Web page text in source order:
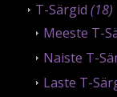
T-Särgid (18)
Meeste T-
Naiste T-
Laste T-